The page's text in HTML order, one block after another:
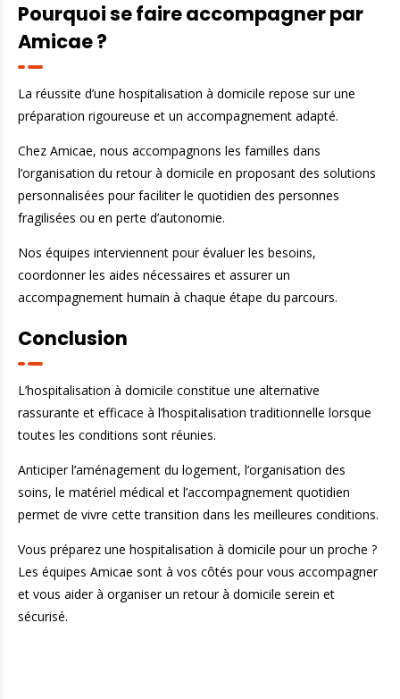
Pourquoi se faire accompagner par
Amicae ?
La réussite d’une hospitalisation à domicile repose sur une
préparation rigoureuse et un accompagnement adapté.
Chez Amicae, nous accompagnons les familles dans
l’organisation du retour à domicile en proposant des solutions
personnalisées pour faciliter le quotidien des personnes
fragilisées ou en perte d’autonomie.
Nos équipes interviennent pour évaluer les besoins,
coordonner les aides nécessaires et assurer un
accompagnement humain à chaque étape du parcours.
Conclusion
L’hospitalisation à domicile constitue une alternative
rassurante et efficace à l’hospitalisation traditionnelle lorsque
toutes les conditions sont réunies.
Anticiper l’aménagement du logement, l’organisation des
soins, le matériel médical et l’accompagnement quotidien
permet de vivre cette transition dans les meilleures conditions.
Vous préparez une hospitalisation à domicile pour un proche ?
Les équipes Amicae sont à vos côtés pour vous accompagner
et vous aider à organiser un retour à domicile serein et
sécurisé.